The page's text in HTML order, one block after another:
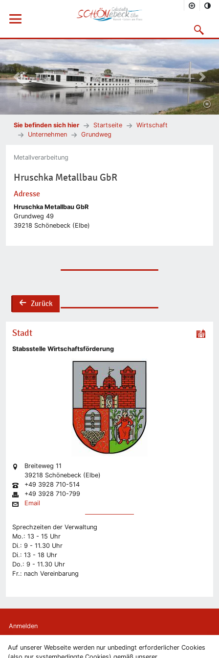
Auf unserer Webseite werden nur unbedingt erforderlicher Cookies
Menü öffnen
Vorheriges Bild
Sie befinden sich hier Startseite
Wirtschaft
Unternehmen
Grundweg
Metallverarbeitung
Hruschka Metallbau GbR
Adresse
Hruschka Metallbau GbR
Grundweg 49
39218 Schönebeck (Elbe)
backZurück
Stadt
Stabsstelle Wirtschaftsförderung
Breiteweg 11
39218 Schönebeck (Elbe)
+49 3928 710-514
+49 3928 710-799
Email
Sprechzeiten der Verwaltung
Mo.: 13 - 15 Uhr
Di.: 9 - 11.30 Uhr
Di.: 13 - 18 Uhr
Do.: 9 - 11.30 Uhr
Fr.: nach Vereinbarung
Anmelden
Kontakt